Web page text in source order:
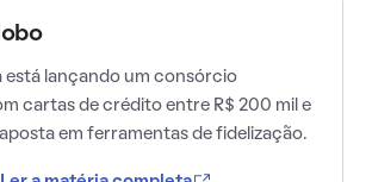
está lançando um consórcio
cartas de crédito entre R$ 200 mil e
em ferramentas de fidelização.